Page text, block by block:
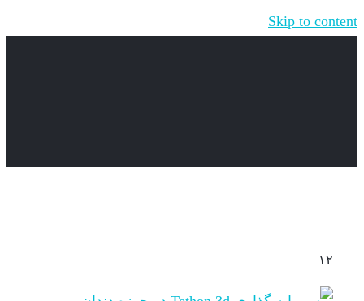
Skip to content
۱۲